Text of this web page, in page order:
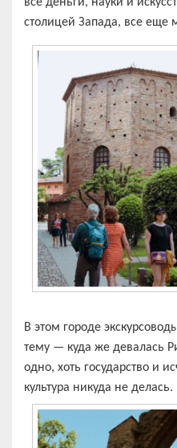
столицей Запада, все еще
В этом городе
тему — куда же девалась
одно, хоть государство и
культура никуда не делась.